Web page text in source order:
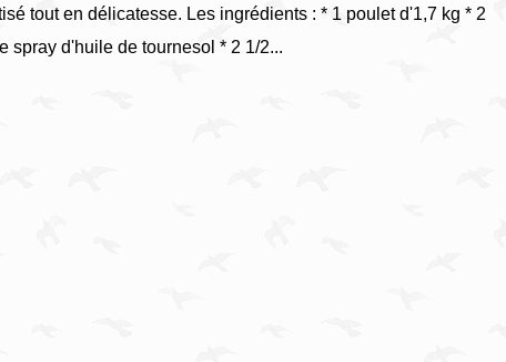
tout en délicatesse. Les ingrédients : * 1 poulet d'1,7 kg * 2
spray d'huile de tournesol * 2 1/2...